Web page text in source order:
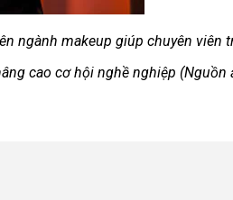
ngành makeup giúp chuyên viên
cao cơ hội nghề nghiệp (Nguồn